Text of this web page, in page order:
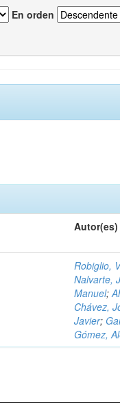
En orden
Autor(es)
Robiglio,
Nalvarte,
Manuel;
Chávez,
Javier;
Gómez,